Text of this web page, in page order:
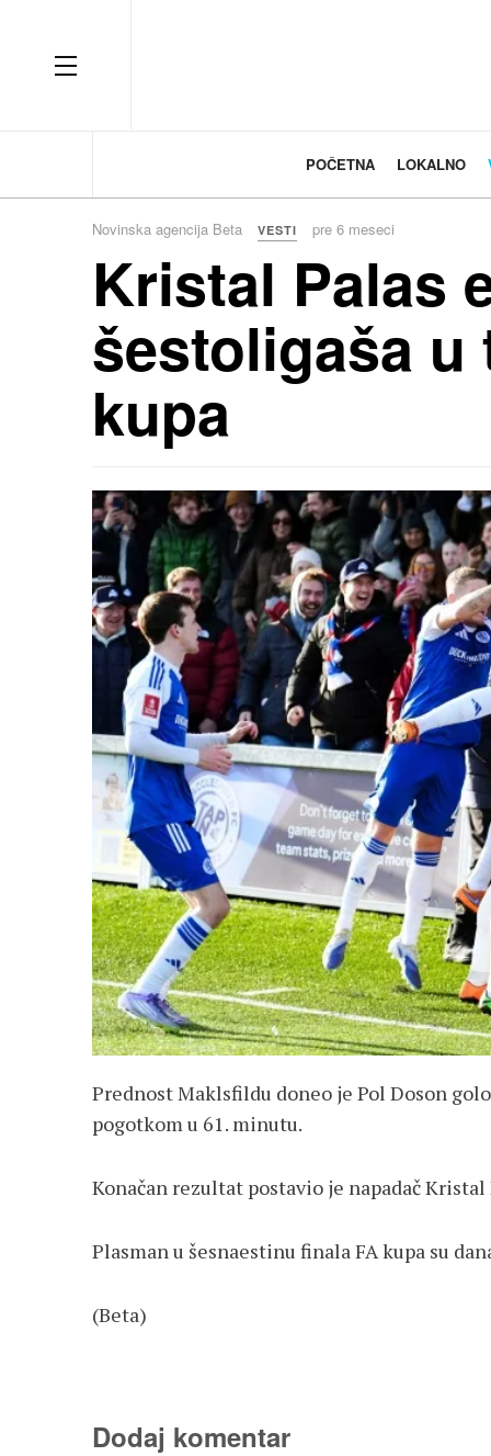
OFF CANVAS
POČETNA LOKALNO
Novinska agencija Beta VESTI pre 6 meseci
Kristal Palas
šestoligaša u
kupa
Prednost Maklsfildu doneo je Pol Doson
pogotkom u 61. minutu.
Konačan rezultat postavio je napadač
Plasman u šesnaestinu finala FA kupa su
(Beta)
Dodaj komentar